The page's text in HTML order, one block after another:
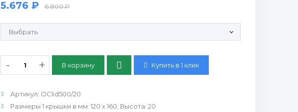
5.676 ₽ 6.800 ₽
Продающие рулонные этикетки:
- + Купить в 1 клик
Артикул: OClid500/20
Размеры 1 крышки в мм: 120 х 160; Высота: 20